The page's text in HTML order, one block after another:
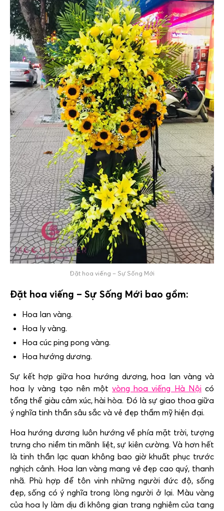
Đặt hoa viếng – Sự Sống Mới
Đặt hoa viếng – Sự Sống Mới bao gồm:
Hoa lan vàng.
Hoa ly vàng.
Hoa cúc ping pong vàng.
Hoa hướng dương.
Sự kết hợp giữa hoa hướng dương, hoa lan vàng và
hoa ly vàng tạo nên mộtvòng hoa viếng Hà Nội có
tổng thể giàu cảm xúc, hài hòa. Đó là sự giao thoa giữa
ý nghĩa tinh thần sâu sắc và vẻ đẹp thẩm mỹ hiện đại.
Hoa hướng dương luôn hướng về phía mặt trời, tượng
trưng cho niềm tin mãnh liệt, sự kiên cường. Và hơn hết
là tinh thần lạc quan không bao giờ khuất phục trước
nghịch cảnh. Hoa lan vàng mang vẻ đẹp cao quý, thanh
nhã. Phù hợp để tôn vinh những người đức độ, sống
đẹp, sống có ý nghĩa trong lòng người ở lại. Màu vàng
của hoa ly làm dịu đi không gian trang nghiêm của tang